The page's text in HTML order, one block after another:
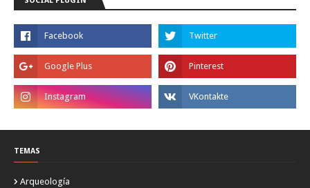
TEMAS
Arqueología